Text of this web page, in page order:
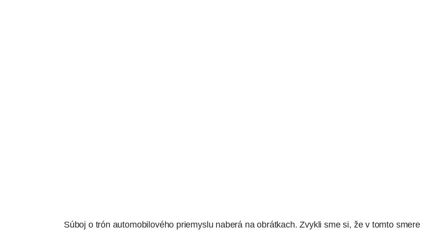
Súboj o trón automobilového priemyslu naberá na obrátkach. Zvykli sme si, že v tomto smere